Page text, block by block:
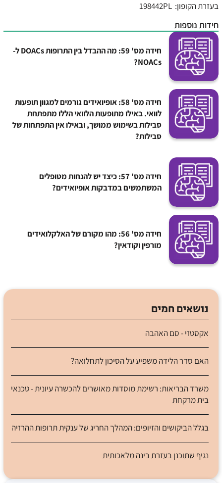
בעזרת הקופון: 198442PL
חידות נוספות
חידה מס' 59: מה ההבדל בין התרופות DOACs ל-
NOACs?
חידה מס' 58: אופיואידים גורמים למגוון תופעות
לוואי. באילו מתופעות הלוואי הללו מתפתחת
סבילות בשימוש ממושך, ובאילו אין התפתחות של
סבילות?
חידה מס' 57: כיצד יש להנחות מטופלים
המשתמשים במדבקות אופיואידים?
חידה מס' 56: מהו מקורם של האלקלואידים
מורפין וקודאין?
נושאים חמים
אקסטזי - סם האהבה
האם סדר הלידה משפיע על הסיכון לתחלואה?
משרד הבריאות: רשימת מוסדות מאושרים להכשרה עיונית - טכנאי
בית מרקחת
בגלל הביקושים והזיופים: המהלך החריג של ענקית תרופות ההרזיה
נגיף שתוכנן בעזרת בינה מלאכותית